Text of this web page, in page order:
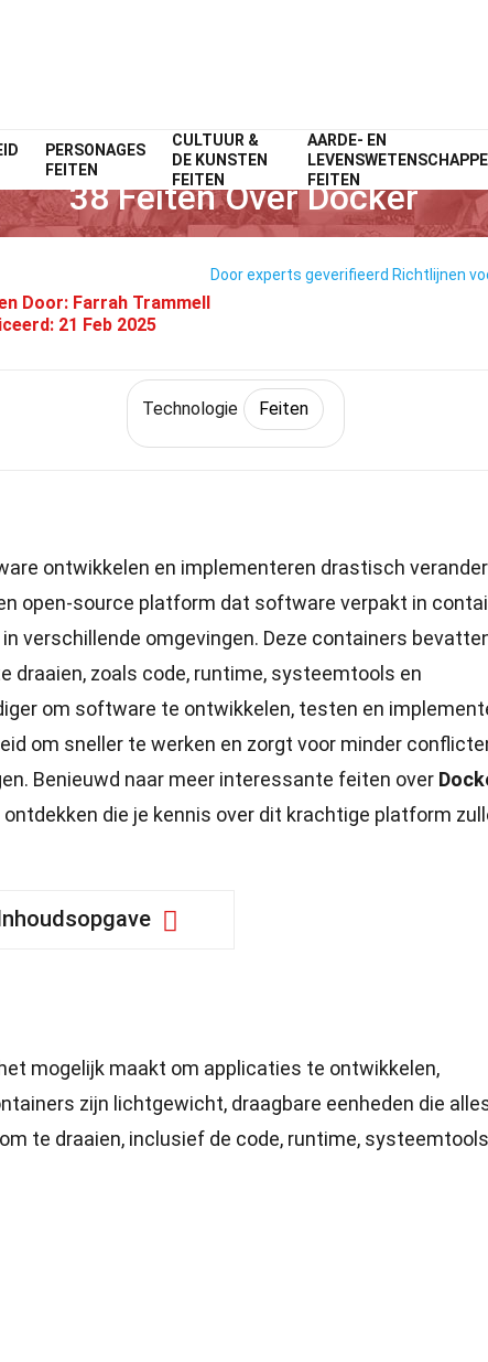
PERSONAGES
FEITEN
CULTUUR &
DE KUNSTEN
FEITEN
AARDE- EN
FEITEN
Home WetenschapFeiten TechnologieFeiten
38 Feiten Over Docker
Door: Farrah Trammell
21 Feb 2025
Door experts geverifieerd Richtlijnen
Technologie Feiten
ontwikkelen en implementeren drastisch
open-source platform dat software verpakt in
verschillende omgevingen. Deze containers
draaien, zoals code, runtime, systeemtools en
om software te ontwikkelen, testen en
om sneller te werken en zorgt voor minder
Benieuwd naar meer interessante feiten over
die je kennis over dit krachtige platform
mogelijk maakt om applicaties te ontwikkelen,
zijn lichtgewicht, draagbare eenheden die
te draaien, inclusief de code, runtime,